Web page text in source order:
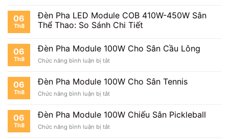
Pha
Module
100W
Sân
Mini
06
Th8
Đèn Pha LED Module COB 410W-450W Sân
Thể Thao: So Sánh Chi Tiết
06
Th8
Đèn Pha Module 100W Cho Sân Cầu Lông
Chức năng bình luận bị tắtở
Pha
Module
100W
Sân
Lông
06
Th8
Đèn Pha Module 100W Cho Sân Tennis
Chức năng bình luận bị tắtở
Pha
Module
100W
06
Th8
Đèn Pha Module 100W Chiếu Sân Pickleball
Chức năng bình luận bị tắtở